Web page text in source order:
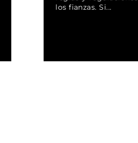
los fianzas. Si...